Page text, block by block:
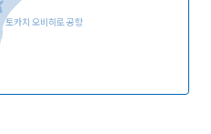
토카치 오비히로 공항